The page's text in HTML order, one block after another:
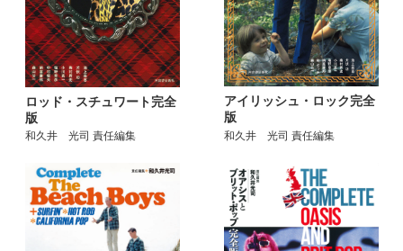
ロッド・スチュワート完全
版
和久井 光司 責任編集
アイリッシュ・ロック完全
版
和久井 光司 責任編集